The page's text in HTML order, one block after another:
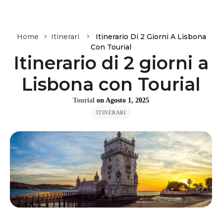
Home Itinerari
Itinerario Di 2 Giorni A Lisbona
Con Tourial
Itinerario di 2 giorni a
Lisbona con Tourial
Tourial on Agosto 1, 2025
ITINERARI